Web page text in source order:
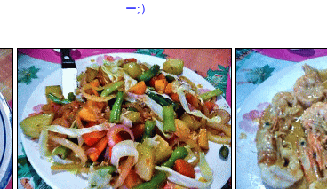
ー;）